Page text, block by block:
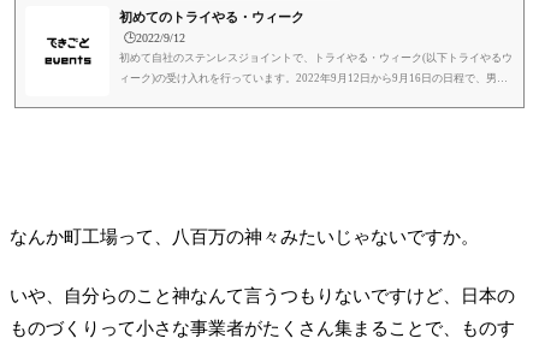
初めてのトライやる・ウィーク
🕒️2022/9/12
初めて自社のステンレスジョイントで、トライやる・ウィーク(以下トライやるウ
ィーク)の受け入れを行っています。2022年9月12日から9月16日の日程で、男子
なんか町工場って、八百万の神々みたいじゃないですか。
いや、自分らのこと神なんて言うつもりないですけど、日本の
ものづくりって小さな事業者がたくさん集まることで、ものす